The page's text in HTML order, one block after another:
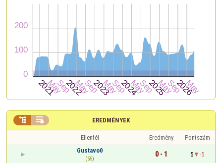
EREDMÉNYEK
 
Ellenfél Eredmény
Pontszám
Gustavo0
(55)
0 - 1 5
-5